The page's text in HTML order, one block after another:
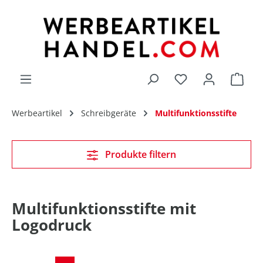
Du hast 0
Werbeartikel Schreibgeräte Multifunktionsstifte
Multifunktionsstifte mit
Logodruck
Produkte filtern